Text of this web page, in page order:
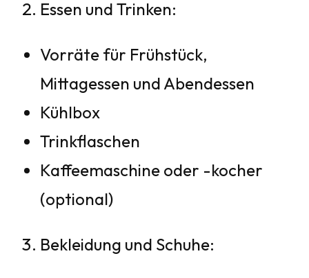
Essen und Trinken:
Vorräte für Frühstück,
Mittagessen und Abendessen
Kühlbox
Trinkflaschen
Kaffeemaschine oder -kocher
(optional)
Bekleidung und Schuhe: